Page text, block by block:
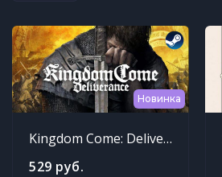
Новинка
Kingdom Come: Deliverance
529 руб.